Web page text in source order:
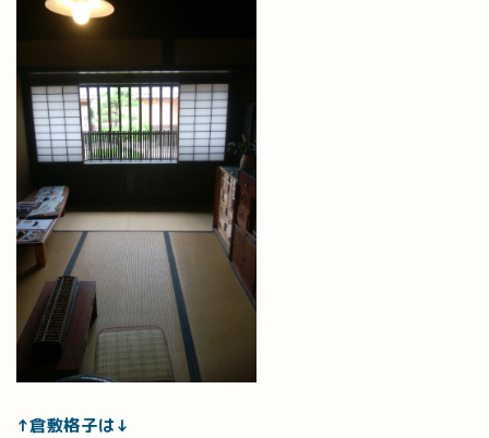
↑倉敷格子は↓